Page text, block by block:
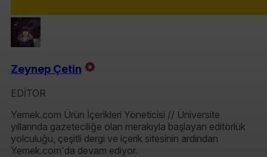
Zeynep Çetin
EDİTOR
Yemek.com Ürün İçerikleri Yöneticisi // Üniversite
yıllarında gazeteciliğe olan merakıyla başlayan editörlük
yolculuğu, çeşitli dergi ve içerik sitesinin ardından
Yemek.com'da devam ediyor.